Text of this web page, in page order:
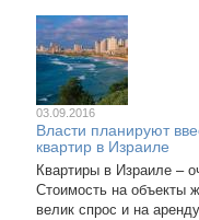
03.09.2016
Власти планируют
квартир в Израиле
Квартиры в Израиле –
Стоимость на объекты
велик спрос и на